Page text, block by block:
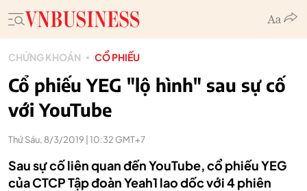
CHỨNG KHOÁN CỔ PHIẾU
Cổ phiếu YEG "lộ hình" sau sự cố
với YouTube
Thứ Sáu, 8/3/2019 | 10:32 GMT+7
Sau sự cố liên quan đến YouTube, cổ phiếu YEG
của CTCP Tập đoàn Yeah1 lao dốc với 4 phiên